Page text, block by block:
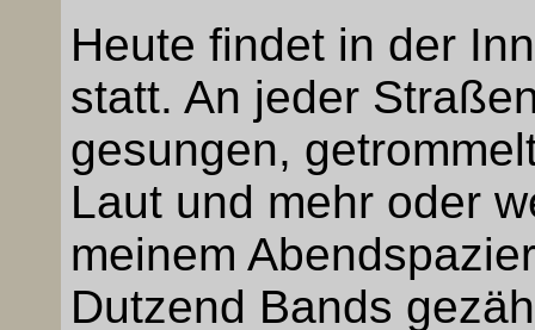
Heute findet in der
statt. An jeder
gesungen,
Laut und mehr oder
meinem
Dutzend Bands